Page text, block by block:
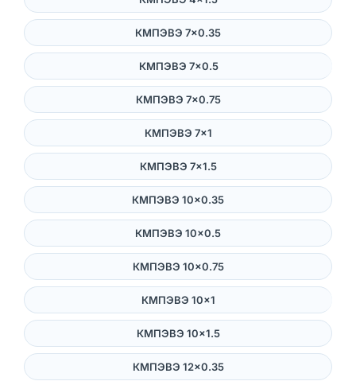
КМПЭВЭ 7×0.35
КМПЭВЭ 7×0.5
КМПЭВЭ 7×0.75
КМПЭВЭ 7×1
КМПЭВЭ 7×1.5
КМПЭВЭ 10×0.35
КМПЭВЭ 10×0.5
КМПЭВЭ 10×0.75
КМПЭВЭ 10×1
КМПЭВЭ 10×1.5
КМПЭВЭ 12×0.35